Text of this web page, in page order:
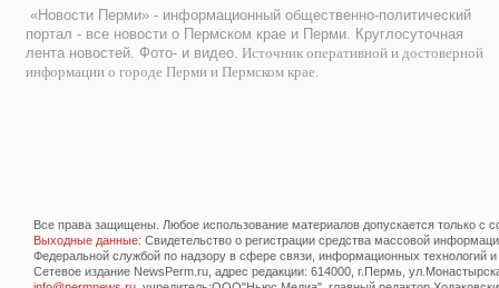
«Новости Перми» - информационный общественно-политический
портал - все новости о Пермском крае и Перми. Круглосуточная
лента новостей. Фото- и видео. Источник оперативной и достоверной
информации о городе Перми и Пермском крае.
Все права защищены. Любое использование материалов допускается только с
Выходные данные: Свидетельство о регистрации средства массовой
Федеральной службой по надзору в сфере связи, информационных технологий
Сетевое издание NewsPerm.ru, адрес редакции: 614000, г.Пермь,